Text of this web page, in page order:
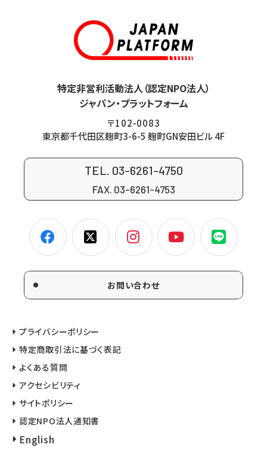
特定非営利活動法人（認定NPO法人）
ジャパン・プラットフォーム
〒102-0083
東京都千代田区麹町3-6-5 麹町GN安田ビル 4F
TEL. 03-6261-4750
FAX. 03-6261-4753
お問い合わせ
プライバシーポリシー
特定商取引法に基づく表記
よくある質問
アクセシビリティ
サイトポリシー
認定NPO法人通知書
English